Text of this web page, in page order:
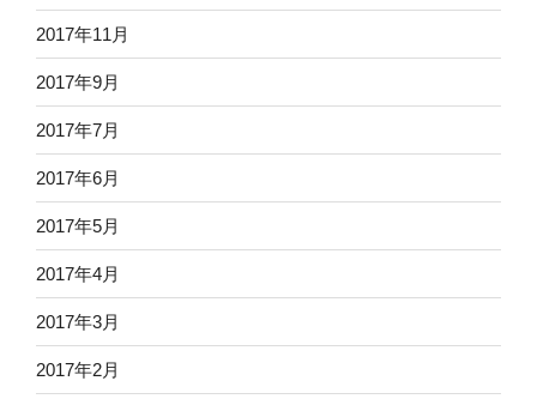
2017年11月
2017年9月
2017年7月
2017年6月
2017年5月
2017年4月
2017年3月
2017年2月